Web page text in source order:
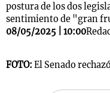
postura de los dos
sentimiento de "gran
08/05/2025 | 10:00
FOTO: El Senado